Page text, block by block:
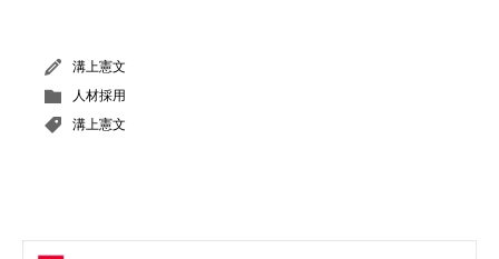
溝上憲文
人材採用
溝上憲文